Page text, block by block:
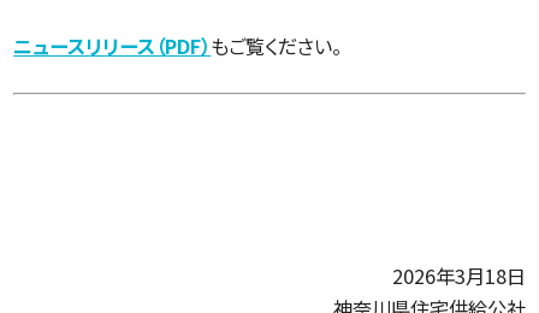
ニュースリリース（PDF）もご覧ください。
2026年3月18日